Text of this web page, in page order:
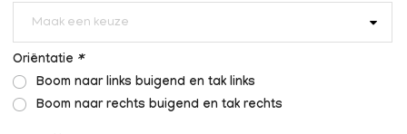
Maak een keuze
Oriëntatie *
Boom naar links buigend en tak links
Boom naar rechts buigend en tak rechts